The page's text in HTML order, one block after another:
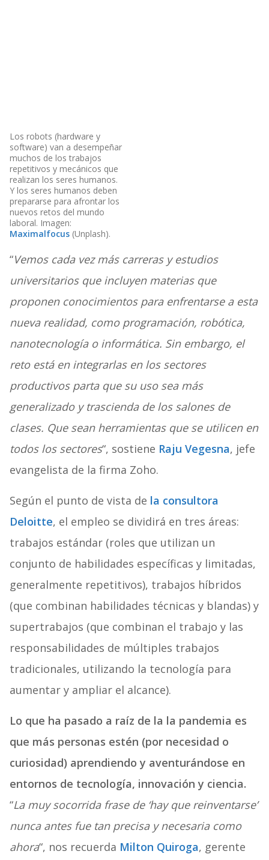
Los robots (hardware y
software) van a desempeñar
muchos de los trabajos
repetitivos y mecánicos que
realizan los seres humanos.
Y los seres humanos deben
prepararse para afrontar los
nuevos retos del mundo
laboral. Imagen:
Maximalfocus(Unplash).
“Vemos cada vez más carreras y estudios
universitarios que incluyen materias que
proponen conocimientos para enfrentarse a esta
nueva realidad, como programación, robótica,
nanotecnología o informática. Sin embargo, el
reto está en integrarlas en los sectores
productivos parta que su uso sea más
generalizado y trascienda de los salones de
clases. Que sean herramientas que se utilicen en
todos los sectores“, sostiene Raju Vegesna, jefe
evangelista de la firma Zoho.
Según el punto de vista de la consultora
Deloitte, el empleo se dividirá en tres áreas:
trabajos estándar (roles que utilizan un
conjunto de habilidades específicas y limitadas,
generalmente repetitivos), trabajos híbridos
(que combinan habilidades técnicas y blandas) y
supertrabajos (que combinan el trabajo y las
responsabilidades de múltiples trabajos
tradicionales, utilizando la tecnología para
aumentar y ampliar el alcance).
Lo que ha pasado a raíz de la la pandemia es
que más personas estén (por necesidad o
curiosidad) aprendiendo y aventurándose en
entornos de tecnología, innovación y ciencia.
“La muy socorrida frase de ‘hay que reinventarse’
nunca antes fue tan precisa y necesaria como
ahora“, nos recuerda Milton Quiroga, gerente